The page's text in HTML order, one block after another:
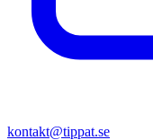
kontakt@tippat.se